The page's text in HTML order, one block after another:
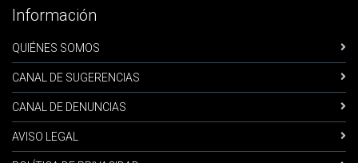
Información
QUIÉNES SOMOS
CANAL DE SUGERENCIAS
CANAL DE DENUNCIAS
AVISO LEGAL